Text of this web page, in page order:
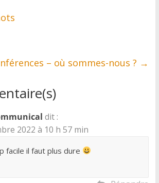
– où sommes-nous ? →
dit :
2022 à 10 h 57 min
facile il faut plus dure